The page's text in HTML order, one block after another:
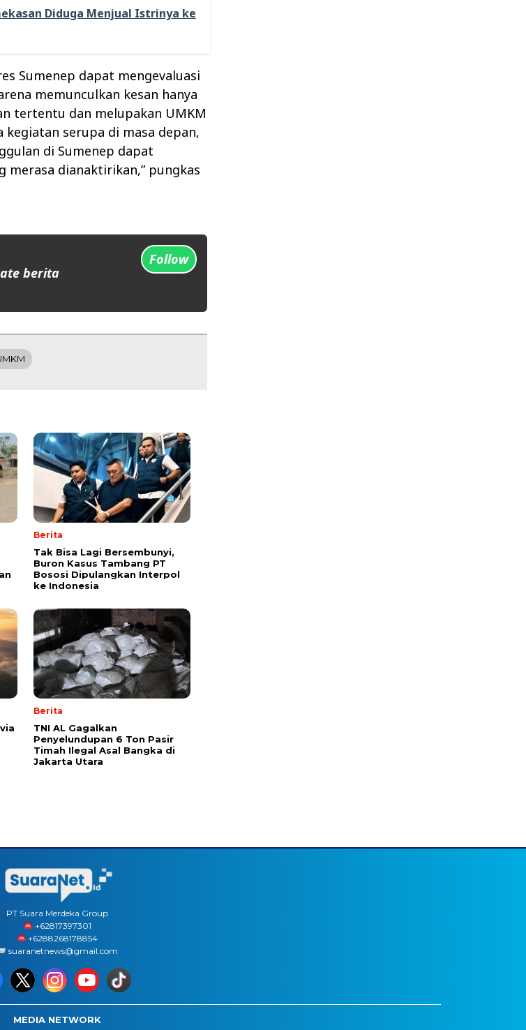
Diduga Menjual Istrinya ke
Sumenep dapat mengevaluasi
memunculkan kesan hanya
tertentu dan melupakan UMKM
kegiatan serupa di masa depan,
di Sumenep dapat
merasa dianaktirikan,” pungkas
berita
Follow
Berita
Tak Bisa Lagi Bersembunyi,
Buron Kasus Tambang PT
Bososi Dipulangkan Interpol
ke Indonesia
Berita
TNI AL Gagalkan
Penyelundupan 6 Ton Pasir
Timah Ilegal Asal Bangka di
Jakarta Utara
PT Suara Merdeka Group
‪+62817397301
+6288268178854
suaranetnews@gmail.com
MEDIA NETWORK